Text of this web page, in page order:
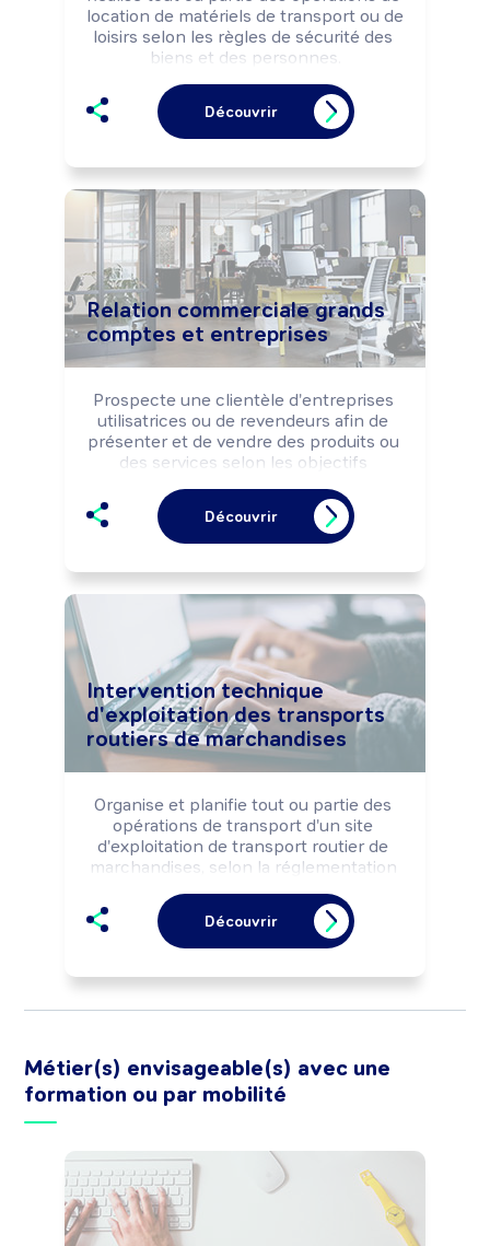
location de matériels de transport ou de
loisirs selon les règles de sécurité des
biens et des personnes.
Découvrir
Relation commerciale grands
comptes et entreprises
Prospecte une clientèle d'entreprises
utilisatrices ou de revendeurs afin de
présenter et de vendre des produits ou
des services selon les objectifs
Réalise le suivi commercial de la
clientèle (opérations de fidélisation,
enquêtes de satisfaction, ...).
de vente.
Découvrir
Intervention technique
d'exploitation des transports
routiers de marchandises
Organise et planifie tout ou partie des
opérations de transport d'un site
d'exploitation de transport routier de
marchandises, selon la réglementation
objectif de qualité (délais, coût, service,
...). Peut exercer des activités de gestion
de l'exploitation (opérations de quai,
litiges, le contrôle d'opérations de
chargement/déchargement des
l'activité d'une équipe (conducteurs
routiers, ...).
Découvrir
Métier(s) envisageable(s) avec une
formation ou par mobilité